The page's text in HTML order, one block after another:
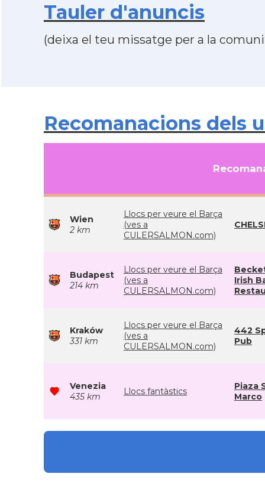
Tauler d'anuncis
(deixa el teu missatge per a la
Recomanacions dels
Wien
2 km
Llocs per veure el Barça
(ves a
CULERSALMON.com)
Budapest
214 km
Llocs per veure el Barça
(ves a
CULERSALMON.com)
Irish
Kraków
331 km
Llocs per veure el Barça
(ves a
CULERSALMON.com)
442
Pub
Venezia
435 km
Llocs fantàstics
Piaza
Marco